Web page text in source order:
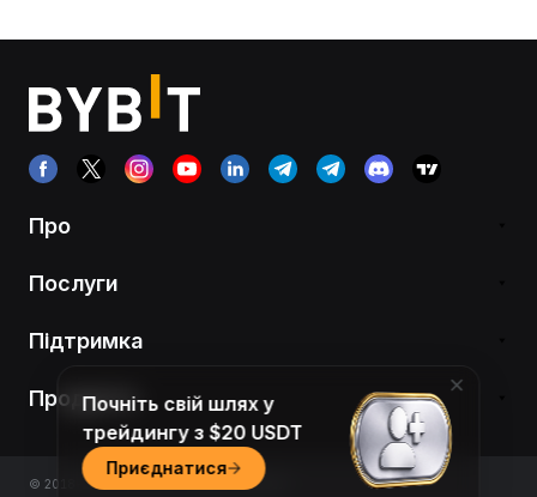
Про
Послуги
Підтримка
Продукти
© 2018-2026 Bybit.com. All rights reserved.
Почніть свій шлях у
трейдингу з $20 USDT
Приєднатися